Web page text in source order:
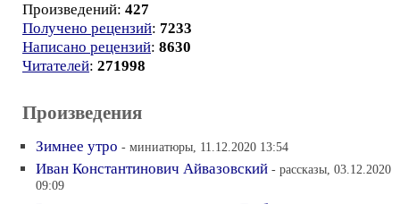
Произведений: 427
Получено рецензий: 7233
Написано рецензий: 8630
Читателей: 271998
Произведения
Зимнее утро - миниатюры, 11.12.2020 13:54
Иван Константинович Айвазовский - рассказы, 03.12.2020
09:09